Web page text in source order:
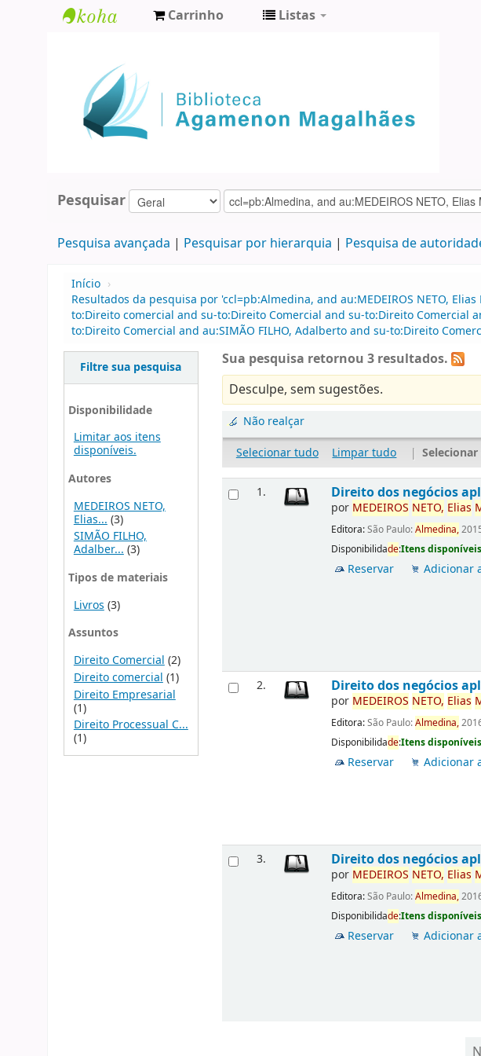
Agamenon
Magalhães
Carrinho Listas
Pesquisar
Pesquisa avançada Pesquisar por hierarquia Pesquisa de
Início ›
Resultados da pesquisa por 'ccl=pb:Almedina, and au:MEDEIROS NETO,
to:Direito comercial and su-to:Direito Comercial and su-to:Direito Comercial
to:Direito Comercial and au:SIMÃO FILHO, Adalberto and su-to:Direito
Filtre sua pesquisa
Disponibilidade
Limitar aos itens
disponíveis.
Autores
MEDEIROS NETO,
Elias... (3)
SIMÃO FILHO,
Adalber...(3)
Tipos de materiais
Livros (3)
Assuntos
Direito Comercial (2)
Direito comercial (1)
Direito Empresarial
(1)
Direito Processual C...
(1)
Sua pesquisa retornou 3 resultados.
Desculpe, sem sugestões.
Não realçar
Selecionar tudo
Limpar tudo |
1. Direito dos negócios
por MEDEIROS NETO, Elias
Editora:São Paulo:Almedina,
Disponibilidade:Itens
Reservar Adicionar
2. Direito dos negócios
por MEDEIROS NETO, Elias
Editora:São Paulo:Almedina,
Disponibilidade:Itens
Reservar Adicionar
3. Direito dos negócios
por MEDEIROS NETO, Elias
Editora:São Paulo:Almedina,
Disponibilidade:Itens
Reservar Adicionar